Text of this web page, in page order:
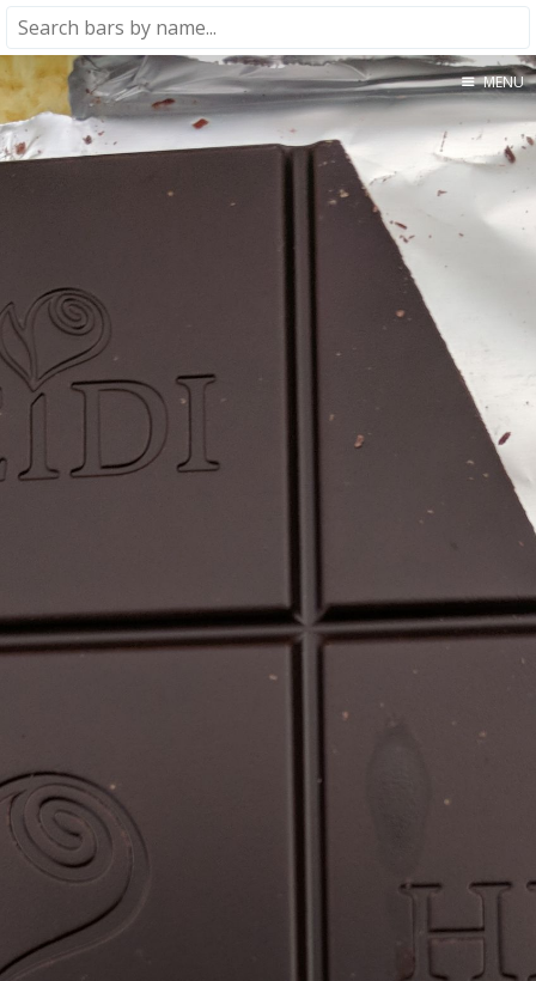
Home
About
★★★★★
Meta
MENU